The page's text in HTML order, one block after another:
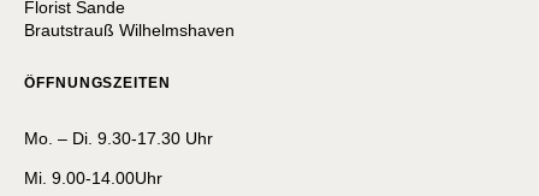
Florist Sande
Brautstrauß Wilhelmshaven
ÖFFNUNGSZEITEN
Mo. – Di. 9.30-17.30 Uhr
Mi. 9.00-14.00Uhr